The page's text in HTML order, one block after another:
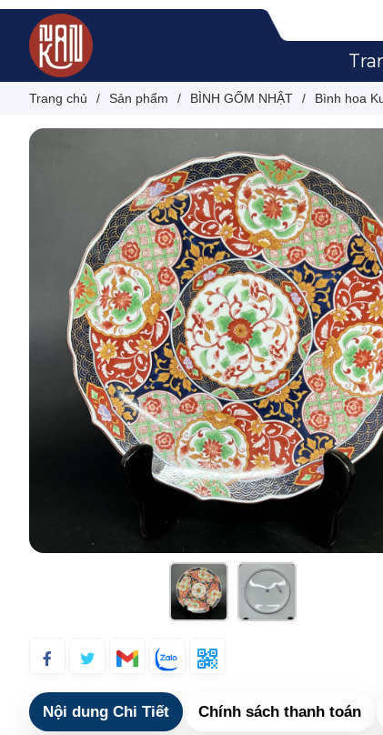
Trang chủ / Sản phẩm / BÌNH GỐM NHẬT / Bình hoa
Nội dung Chi Tiết Chính sách thanh toán